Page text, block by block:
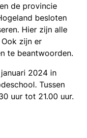
de provincie
besloten
Hier zijn alle
zijn er
te beantwoorden.
2024 in
Tussen
uur tot 21.00 uur.